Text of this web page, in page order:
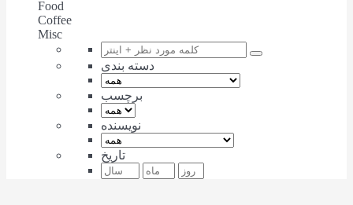
Food
Coffee
Misc
دسته بندی
برچسب
نویسنده
تاریخ